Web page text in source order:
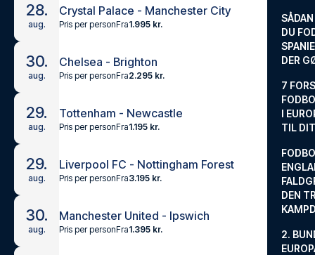
DU
DER
7
I
TIL
DEN
2.
28.
aug.
Crystal Palace - Manchester City
Pris per personFra1.995 kr.
30.
aug.
Chelsea - Brighton
Pris per personFra2.295 kr.
29.
aug.
Tottenham - Newcastle
Pris per personFra1.195 kr.
29.
aug.
Liverpool FC - Nottingham Forest
Pris per personFra3.195 kr.
30.
aug.
Manchester United - Ipswich
Pris per personFra1.395 kr.